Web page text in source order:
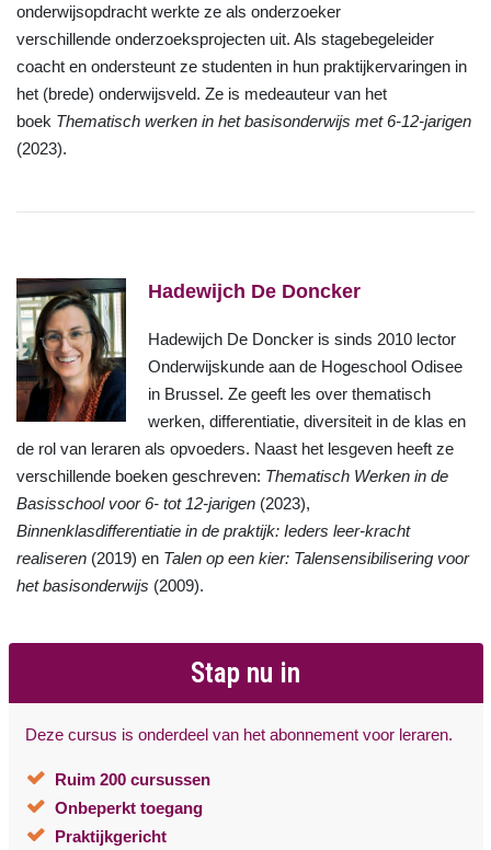
onderwijsopdracht werkte ze als onderzoeker
verschillende onderzoeksprojecten uit. Als stagebegeleider
coacht en ondersteunt ze studenten in hun praktijkervaringen in
het (brede) onderwijsveld. Ze is medeauteur van het
boek Thematisch werken in het basisonderwijs met 6-12-jarigen
(2023).
Hadewijch De Doncker
Hadewijch De Doncker is sinds 2010 lector
Onderwijskunde aan de Hogeschool Odisee
in Brussel. Ze geeft les over thematisch
werken, differentiatie, diversiteit in de klas en
de rol van leraren als opvoeders. Naast het lesgeven heeft ze
verschillende boeken geschreven: Thematisch Werken in de
Basisschool voor 6- tot 12-jarigen (2023),
Binnenklasdifferentiatie in de praktijk: Ieders leer-kracht
realiseren (2019) en Talen op een kier: Talensensibilisering voor
het basisonderwijs (2009).
Stap nu in
Deze cursus is onderdeel van het abonnement voor leraren.
Ruim 200 cursussen
Onbeperkt toegang
Praktijkgericht